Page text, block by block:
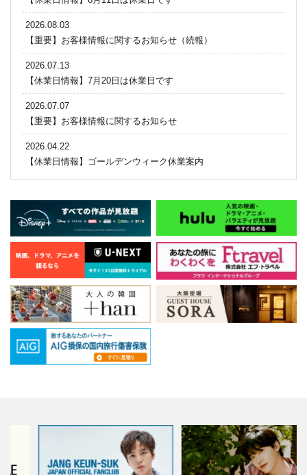
2026.08.03
【重要】お客様情報に関するお知らせ（続報）
2026.07.13
【休業日情報】7月20日は休業日です
2026.07.07
【重要】お客様情報に関するお知らせ
2026.04.22
【休業日情報】ゴールデンウィーク休業案内